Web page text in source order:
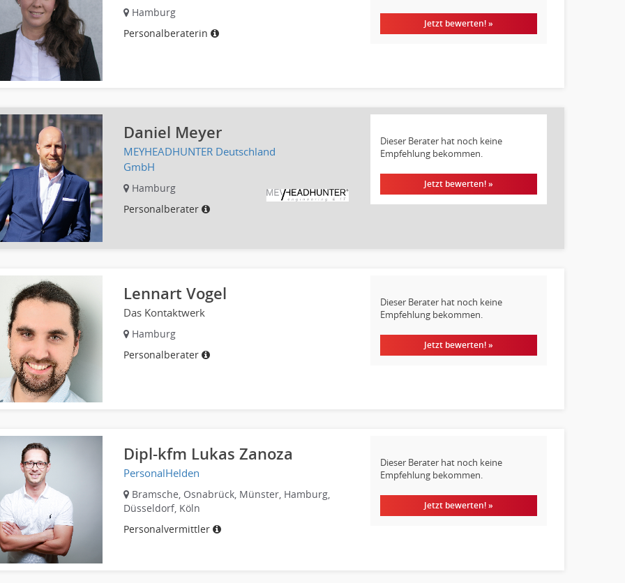
Hamburg
Personalberaterin
Jetzt bewerten! »
Daniel Meyer
MEYHEADHUNTER Deutschland
GmbH
Hamburg
Personalberater
Dieser Berater hat noch keine
Empfehlung bekommen.
Jetzt bewerten! »
Lennart Vogel
Das Kontaktwerk
Hamburg
Personalberater
Dieser Berater hat noch keine
Empfehlung bekommen.
Jetzt bewerten! »
Dipl-kfm Lukas Zanoza
PersonalHelden
Bramsche, Osnabrück, Münster, Hamburg,
Düsseldorf, Köln
Personalvermittler
Dieser Berater hat noch keine
Empfehlung bekommen.
Jetzt bewerten! »